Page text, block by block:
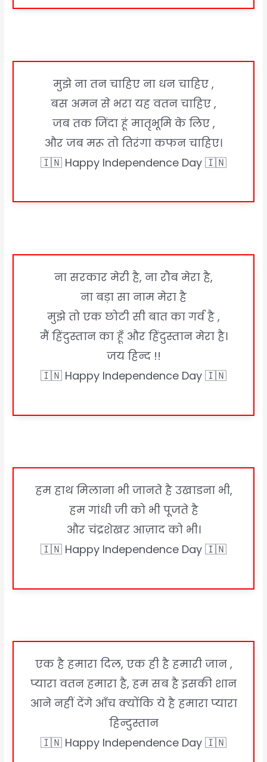
मुझे ना तन चाहिए ना धन चाहिए ,
बस अमन से भरा यह वतन चाहिए ,
जब तक जिंदा हूं मातृभूमि के लिए ,
और जब मरू तो तिरंगा कफन चाहिए।
🇮🇳 Happy Independence Day 🇮🇳
ना सरकार मेरी है, ना रौब मेरा है,
ना बड़ा सा नाम मेरा है
मुझे तो एक छोटी सी बात का गर्व है ,
मैं हिंदुस्तान का हूँ और हिंदुस्तान मेरा है।
जय हिन्द !!
🇮🇳 Happy Independence Day 🇮🇳
हम हाथ मिलाना भी जानते है उखाडना भी,
हम गांधी जी को भी पूजते है
और चंद्रशेखर आज़ाद को भी।
🇮🇳 Happy Independence Day 🇮🇳
एक है हमारा दिल, एक ही है हमारी जान ,
प्यारा वतन हमारा है, हम सब है इसकी शान
आने नहीं देंगे आँच क्योंकि ये है हमारा प्यारा
हिन्दुस्तान
🇮🇳 Happy Independence Day 🇮🇳